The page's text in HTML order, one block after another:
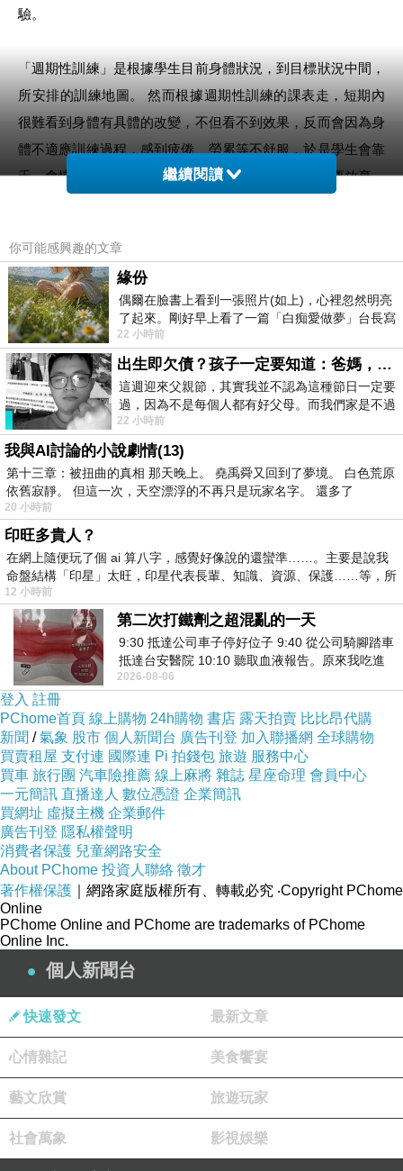
驗。
「週期性訓練」是根據學生目前身體狀況，到目標狀況中間，
所安排的訓練地圖。 然而根據週期性訓練的課表走，短期內
很難看到身體有具體的改變，不但看不到效果，反而會因為身
體不適應訓練過程，感到疲倦、勞累等不舒服，於是學生會靠
夭、會懷疑自己，會跟教練反應，甚至抱怨教練，想要放棄。
生抱怨，繼續原本的週期性課表。而且教練安排週期性課表、
處理完學生反應，只執行了一部分，另部分是課後教練要隨時
比對學生現實狀況和課表進度，時時調整，這樣才能真正幫助
學生走向更健康的人生。
朋友的學生很多，如果只有一兩個學生不適應課表產生排斥，
也就罷了，但是這是普遍人體和人性的反應，結果剛好相反，
只有一兩個學生不排斥，剩下多數學生都會排斥。朋友被學生
的抱怨搞得很煩，他心想為何要讓上課搞得這麼心累，於是他
開始順著學員，當學員開始抱怨身體哪裡關節痛、哪裡會痠，
他就設計些讓關節放鬆、肌肉舒緩的動作，做起來不累、效果
又好，上完課立刻見效，學員更喜歡他；然而這麼做的代價
是，跟著學生的反應上課，而不是根據訓練目的，課程設計變
得碎片化，教練也很難追蹤訓練成效。
「每次上完課都有個聲音跟我說，要回歸週期性訓練，才是真
正有效」，朋友說，「可是討好學生比較輕鬆、也更有成就
感，於是每次我還是選擇討好學生」。
久而久之，學生的高滿意度逐漸也不能滿足他的成就感，所以
當學長找他擴張既有的健康餐規模，變成更大的連鎖體系，他
欣然同意。過去的成功經驗讓他以為教練的成功方程式可以複
製到經營餐飲連鎖，儘管是餐飲業外行、也沒有策略規劃，隨
時見招拆招「應該」也能迎刃而解、逢凶化吉。更何況學長人
脈寬廣，東牽點線，西牽點線，一下做生意的連結就起來了，
朋友順著這個態勢跟著起飛，也沒去管細節。一直等到遇到瓶
頸，走不下去，學長開始關店，他才開始注意經營細節，發覺
「所以一切都是我的問題」，朋友說，「我挑容易、容易看到
效果的事情做，忽略了事情背後沒有那麼容易」。
這讓我想起剛讀過《納瓦爾寶典》裡面的一句話：「如果在一
個艱難的決定上意見不統一，你就應該選擇短期內更痛苦的道
繼續閱讀
你可能感興趣的文章
緣份
偶爾在臉書上看到一張照片(如上)，心裡忽然明亮
了起來。剛好早上看了一篇「白痴愛做夢」台長寫
的貼文，在回顧年輕時瘋狂愛上
22 小時前
出生即欠債？孩子一定要知道：爸媽，其實我不欠你們
這週迎來父親節，其實我並不認為這種節日一定要
過，因為不是每個人都有好父母。而我們家是不過
節的，平時也沒什麼儀式感，生活趨近冷
22 小時前
我與AI討論的小說劇情(13)
第十三章：被扭曲的真相 那天晚上。 堯禹舜又回到了夢境。 白色荒原
依舊寂靜。 但這一次，天空漂浮的不再只是玩家名字。 還多了
20 小時前
印旺多貴人？
在網上隨便玩了個 ai 算八字，感覺好像說的還蠻準……。主要是說我
命盤結構「印星」太旺，印星代表長輩、知識、資源、保護……等，所
12 小時前
第二次打鐵劑之超混亂的一天
9:30 抵達公司車子停好位子 9:40 從公司騎腳踏車
抵達台安醫院 10:10 聽取血液報告。原來我吃進
去的 B12 彌可保並非沒有吸收而是超
2026-08-06
登入 註冊
PChome首頁 線上購物 24h購物 書店 露天拍賣 比比昂代購
新聞 /氣象 股市 個人新聞台 廣告刊登 加入聯播網 全球購物
買賣租屋 支付連 國際連 Pi 拍錢包 旅遊 服務中心
買車 旅行團 汽車險推薦 線上麻將 雜誌 星座命理 會員中心
一元簡訊 直播達人 數位憑證 企業簡訊
買網址 虛擬主機 企業郵件
廣告刊登 隱私權聲明
消費者保護 兒童網路安全
About PChome 投資人聯絡 徵才
著作權保護 ｜網路家庭版權所有、轉載必究 ‧Copyright PChome
Online
PChome Online and PChome are trademarks of PChome
Online Inc.
個人新聞台
快速發文 最新文章
心情雜記 美食饗宴
藝文欣賞 旅遊玩家
社會萬象 影視娛樂